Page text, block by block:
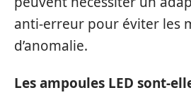
anti-erreur pour éviter les
d’anomalie.
Les ampoules LED sont-